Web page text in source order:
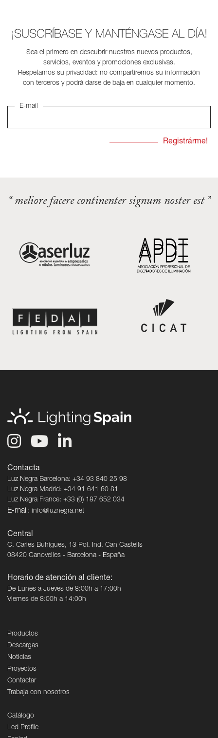
¡SUSCRÍBASE Y MANTÉNGASE AL DÍA!
Sea el primero en descubrir nuestros nuevos productos,
servicios, eventos y promociones exclusivas.
Respetamos su privacidad: no compartiremos su información
con terceros y podrá darse de baja en cualquier momento.
E-mail
“ meliore facere continenter signum noster est ”
Contacta
Luz Negra Barcelona: +34 93 840 25 98
Luz Negra Madrid: +34 91 641 60 81
Luz Negra France: +33 (0) 187 652 034
E-mail: info@luznegra.net
Central
C. Carles Buhigues, 13 Pol. Ind. Can Castells
08420 Canovelles - Barcelona - España
Horario de atención al cliente:
De Lunes a Jueves de 8:00h a 17:00h
Viernes de 8:00h a 14:00h
Productos
Descargas
Noticias
Proyectos
Contactar
Trabaja con nosotros
Catálogo
Led Profile